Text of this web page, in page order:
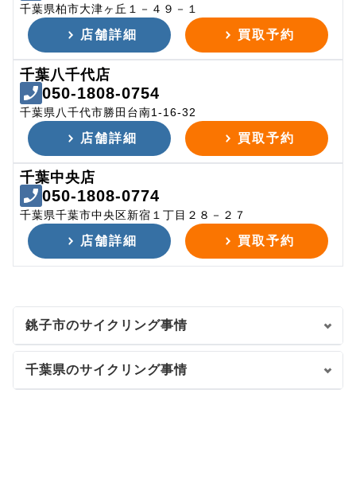
千葉県柏市大津ヶ丘１－４９－１
店舗詳細 買取予約
千葉八千代店
050-1808-0754
千葉県八千代市勝田台南1-16-32
店舗詳細 買取予約
千葉中央店
050-1808-0774
千葉県千葉市中央区新宿１丁目２８－２７
店舗詳細 買取予約
銚子市のサイクリング事情
千葉県のサイクリング事情